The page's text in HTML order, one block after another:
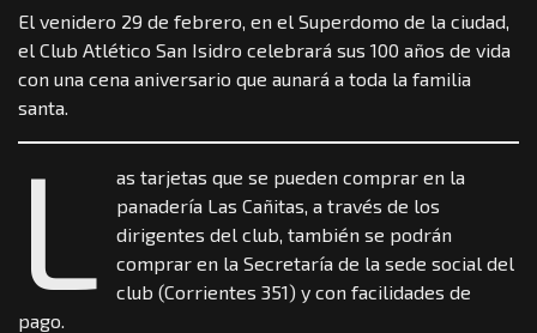
El venidero 29 de febrero, en el Superdomo de la ciudad,
el Club Atlético San Isidro celebrará sus 100 años de vida
con una cena aniversario que aunará a toda la familia
santa.
L
as tarjetas que se pueden comprar en la
panadería Las Cañitas, a través de los
dirigentes del club, también se podrán
comprar en la Secretaría de la sede social del
club (Corrientes 351) y con facilidades de
pago.